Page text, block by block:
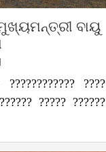
ବାୟୁ
????
????? ??????